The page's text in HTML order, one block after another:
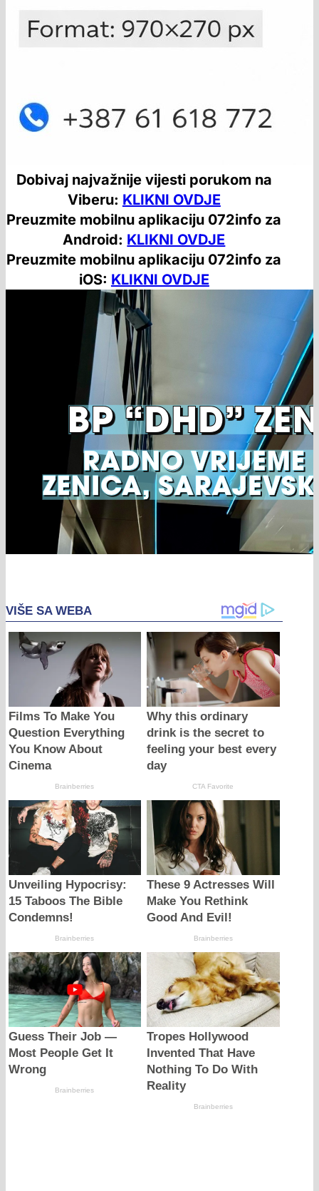
Dobivaj najvažnije vijesti porukom na
Viberu: KLIKNI OVDJE
Preuzmite mobilnu aplikaciju 072info za
Android: KLIKNI OVDJE
Preuzmite mobilnu aplikaciju 072info za
iOS: KLIKNI OVDJE